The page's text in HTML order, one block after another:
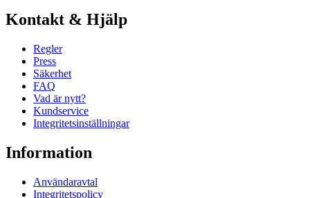
Kontakt & Hjälp
Regler
Press
Säkerhet
FAQ
Vad är nytt?
Kundservice
Integritetsinställningar
Information
Användaravtal
Integritetspolicy